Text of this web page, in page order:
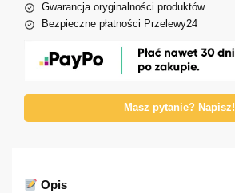
Gwarancja oryginalności produktów
Bezpieczne płatności Przelewy24
Masz pytanie? Napisz!
Opis